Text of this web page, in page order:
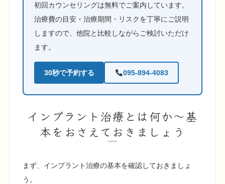
初回カウンセリングは無料でご案内しています。
治療費の目安・治療期間・リスクを丁寧にご説明
しますので、他院と比較しながらご検討いただけ
ます。
30秒で予約する 095-894-4083
インプラント治療とは何か〜基
本をおさえておきましょう
まず、インプラント治療の基本を確認しておきましょ
う。